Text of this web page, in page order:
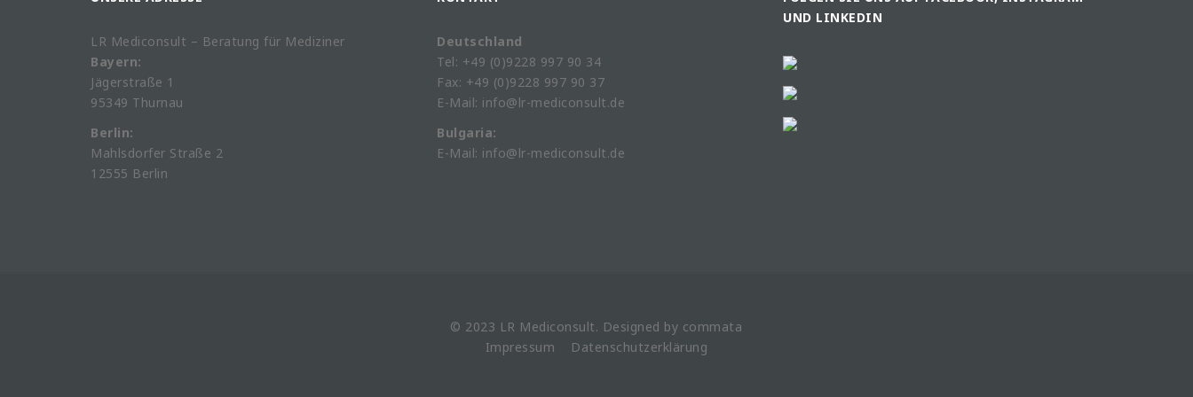
LR Mediconsult – Beratung für Mediziner
Bayern:
Jägerstraße 1
95349 Thurnau
Berlin:
Mahlsdorfer Straße 2
12555 Berlin
Deutschland
Tel: +49 (0)9228 997 90 34
Fax: +49 (0)9228 997 90 37
E-Mail: info@lr-mediconsult.de
Bulgaria:
E-Mail: info@lr-mediconsult.de
UND LINKEDIN
© 2023 LR Mediconsult. Designed by commata
Impressum
Datenschutzerklärung